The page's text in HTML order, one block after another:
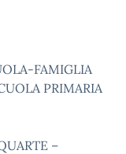
FAMIGLIA
PRIMARIA
–